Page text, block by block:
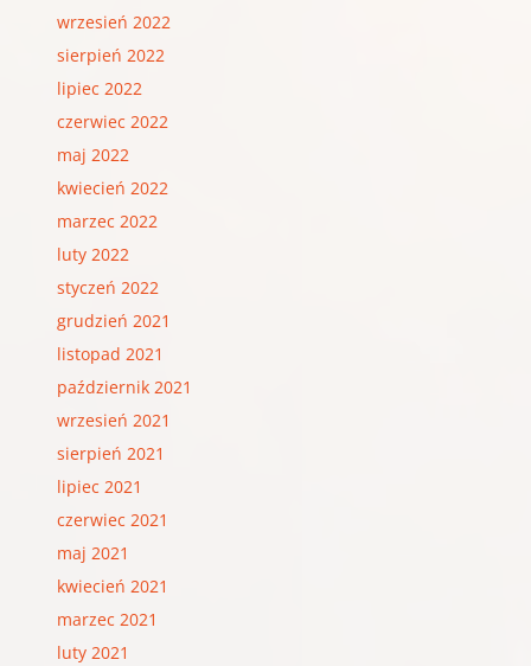
wrzesień 2022
sierpień 2022
lipiec 2022
czerwiec 2022
maj 2022
kwiecień 2022
marzec 2022
luty 2022
styczeń 2022
grudzień 2021
listopad 2021
październik 2021
wrzesień 2021
sierpień 2021
lipiec 2021
czerwiec 2021
maj 2021
kwiecień 2021
marzec 2021
luty 2021